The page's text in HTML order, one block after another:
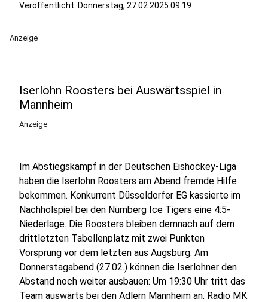
Veröffentlicht: Donnerstag, 27.02.2025 09:19
Anzeige
Iserlohn Roosters bei Auswärtsspiel in
Mannheim
Anzeige
Im Abstiegskampf in der Deutschen Eishockey-Liga
haben die Iserlohn Roosters am Abend fremde Hilfe
bekommen. Konkurrent Düsseldorfer EG kassierte im
Nachholspiel bei den Nürnberg Ice Tigers eine 4:5-
Niederlage. Die Roosters bleiben demnach auf dem
drittletzten Tabellenplatz mit zwei Punkten
Vorsprung vor dem letzten aus Augsburg. Am
Donnerstagabend (27.02.) können die Iserlohner den
Abstand noch weiter ausbauen: Um 19:30 Uhr tritt das
Team auswärts bei den Adlern Mannheim an. Radio MK